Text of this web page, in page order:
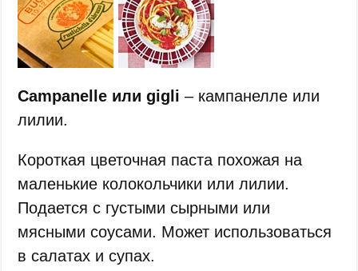
Campanelle или gigli – кампанелле или
лилии.
Короткая цветочная паста похожая на
маленькие колокольчики или лилии.
Подается с густыми сырными или
мясными соусами. Может использоваться
в салатах и супах.